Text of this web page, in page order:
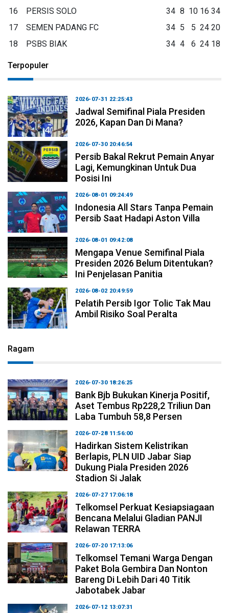
16 PERSIS SOLO 34 8 10 16 34
17
SEMEN PADANG FC 34 5 5 24 20
18
PSBS BIAK 34 4 6 24 18
Terpopuler
2026-07-31 22:25:43
Jadwal Semifinal Piala Presiden
2026, Kapan Dan Di Mana?
2026-07-30 20:46:54
Persib Bakal Rekrut Pemain Anyar
Lagi, Kemungkinan Untuk Dua
Posisi Ini
2026-08-01 09:24:49
Indonesia All Stars Tanpa Pemain
Persib Saat Hadapi Aston Villa
2026-08-01 09:42:08
Mengapa Venue Semifinal Piala
Presiden 2026 Belum Ditentukan?
Ini Penjelasan Panitia
2026-08-02 20:49:59
Pelatih Persib Igor Tolic Tak Mau
Ambil Risiko Soal Peralta
Ragam
2026-07-30 18:26:25
Bank Bjb Bukukan Kinerja Positif,
Aset Tembus Rp228,2 Triliun Dan
Laba Tumbuh 58,8 Persen
2026-07-28 11:56:00
Hadirkan Sistem Kelistrikan
Berlapis, PLN UID Jabar Siap
Dukung Piala Presiden 2026
Stadion Si Jalak
2026-07-27 17:06:18
Telkomsel Perkuat Kesiapsiagaan
Bencana Melalui Gladian PANJI
Relawan TERRA
2026-07-20 17:13:06
Telkomsel Temani Warga Dengan
Paket Bola Gembira Dan Nonton
Bareng Di Lebih Dari 40 Titik
Jabotabek Jabar
2026-07-12 13:07:31